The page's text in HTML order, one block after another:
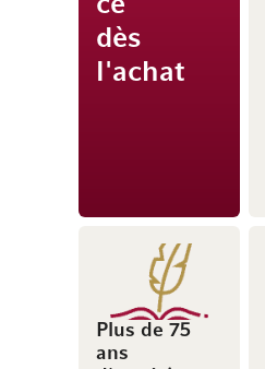
ce
dès
l'achat
Plus de 75
ans